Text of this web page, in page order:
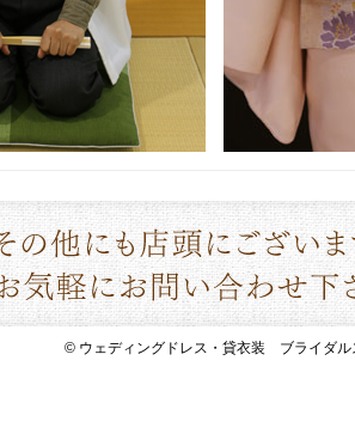
© ウェディングドレス・貸衣装 ブライダ